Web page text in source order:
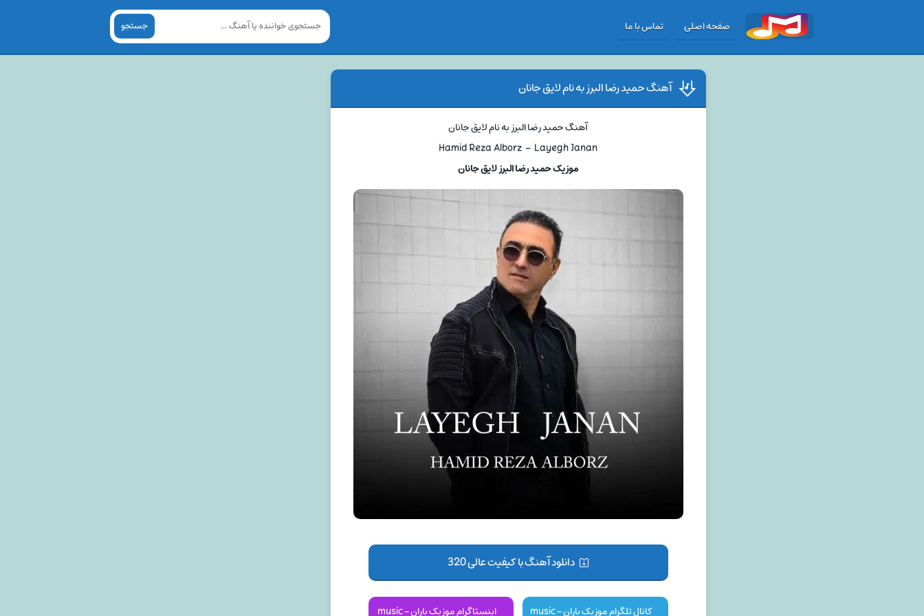
صفحه اصلی تماس با ما جستجو
آهنگ حمید رضا البرز به نام لایق جانان
آهنگ حمید رضا البرز به نام لایق جانان
Hamid Reza Alborz – Layegh Janan
موزیک حمید رضا البرز لایق جانان
دانلود آهنگ با کیفیت عالی 320
کانال تلگرام موزیک باران - music
اینستاگرام موزیک باران - music